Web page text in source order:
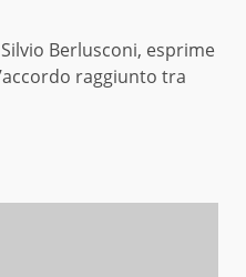
Berlusconi, esprime
raggiunto tra